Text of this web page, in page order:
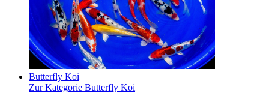
Butterfly Koi
Zur Kategorie Butterfly Koi